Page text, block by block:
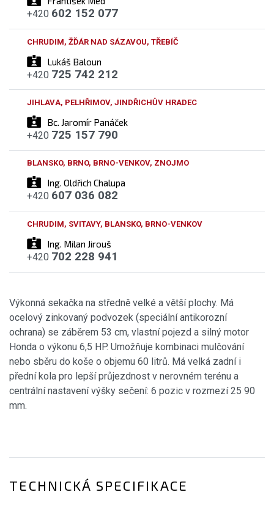
+420 602 152 077
Lukáš Baloun
CHRUDIM, ŽĎÁR NAD SÁZAVOU, TŘEBÍČ
+420 725 742 212
Bc. Jaromír Panáček
JIHLAVA, PELHŘIMOV, JINDŘICHŮV HRADEC
+420 725 157 790
Ing. Oldřich Chalupa
BLANSKO, BRNO, BRNO-VENKOV, ZNOJMO
+420 607 036 082
Ing. Milan Jirouš
CHRUDIM, SVITAVY, BLANSKO, BRNO-VENKOV
+420 702 228 941
Výkonná sekačka na středně velké a větší plochy. Má
ocelový zinkovaný podvozek (speciální antikorozní
ochrana) se záběrem 53 cm, vlastní pojezd a silný motor
Honda o výkonu 6,5 HP. Umožňuje kombinaci mulčování
nebo sběru do koše o objemu 60 litrů. Má velká zadní i
přední kola pro lepší průjezdnost v nerovném terénu a
centrální nastavení výšky sečení: 6 pozic v rozmezí 25 90
mm.
TECHNICKÁ SPECIFIKACE